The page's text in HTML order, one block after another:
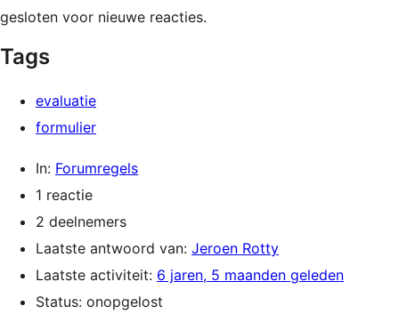
gesloten voor nieuwe reacties.
Tags
evaluatie
formulier
In: Forumregels
1 reactie
2 deelnemers
Laatste antwoord van: Jeroen Rotty
Laatste activiteit: 6 jaren, 5 maanden geleden
Status: onopgelost